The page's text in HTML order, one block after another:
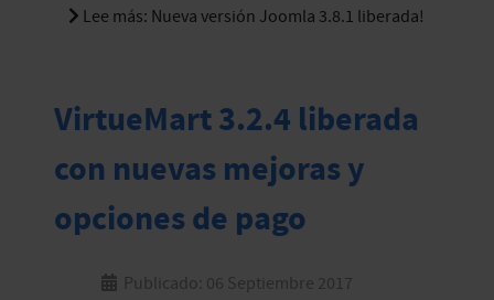
Lee más: Nueva versión Joomla 3.8.1 liberada!
VirtueMart 3.2.4 liberada
con nuevas mejoras y
opciones de pago
Publicado: 06 Septiembre 2017